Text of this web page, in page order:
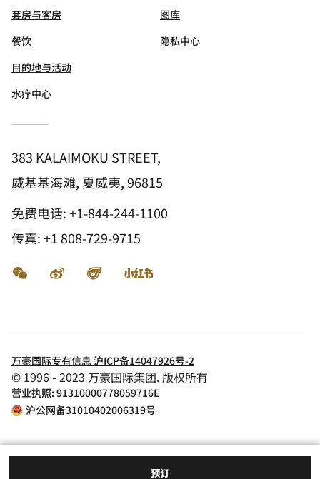
预订
套房与客房
餐饮
目的地与活动
水疗中心
图库
隐私中心
383 KALAIMOKU STREET,
威基基海滩, 夏威夷, 96815
免费电话:+1-844-244-1100
传真:+1 808-729-9715
微信 微博 飞猪
万豪国际专有信息 沪ICP备14047926号-2
© 1996 - 2023 万豪国际集团. 版权所有
营业执照: 91310000778059716E
沪公网备31010402006319号